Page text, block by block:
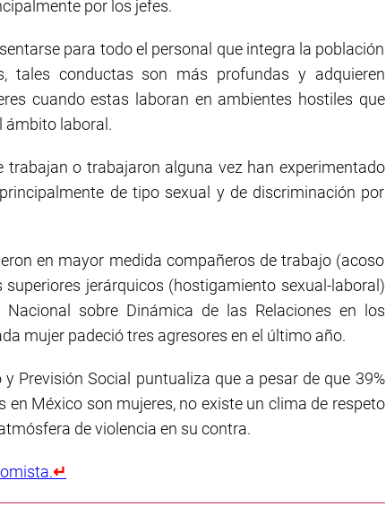
por los jefes.
para todo el personal que integra la población
tales conductas son más profundas y adquieren
cuando estas laboran en ambientes hostiles que
ámbito laboral.
trabajan o trabajaron alguna vez han experimentado
de tipo sexual y de discriminación por
en mayor medida compañeros de trabajo (acoso
jerárquicos (hostigamiento sexual-laboral)
sobre Dinámica de las Relaciones en los
mujer padeció tres agresores en el último año.
Previsión Social puntualiza que a pesar de que 39%
en México son mujeres, no existe un clima de respeto
de violencia en su contra.
↵